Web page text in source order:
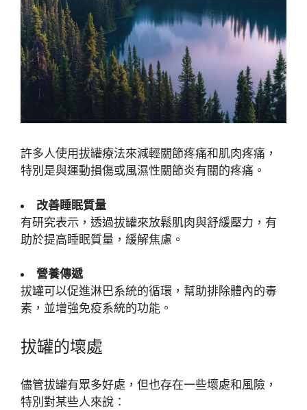
許多人使用拔罐療法來減輕關節疼痛和肌肉疼痛，
特別是與運動損傷或風濕性關節炎有關的疼痛。
改善睡眠質量
有研究表示，透過拔罐來放鬆肌肉與舒緩壓力，有
助於提高睡眠質量，緩解焦慮。
營養傳遞
拔罐可以促進淋巴系統的循環，幫助排除體內的毒
素，並增強免疫系統的功能。
拔罐的壞處
儘管拔罐有眾多好處，但也存在一些壞處和風險，
特別對某些人來說：